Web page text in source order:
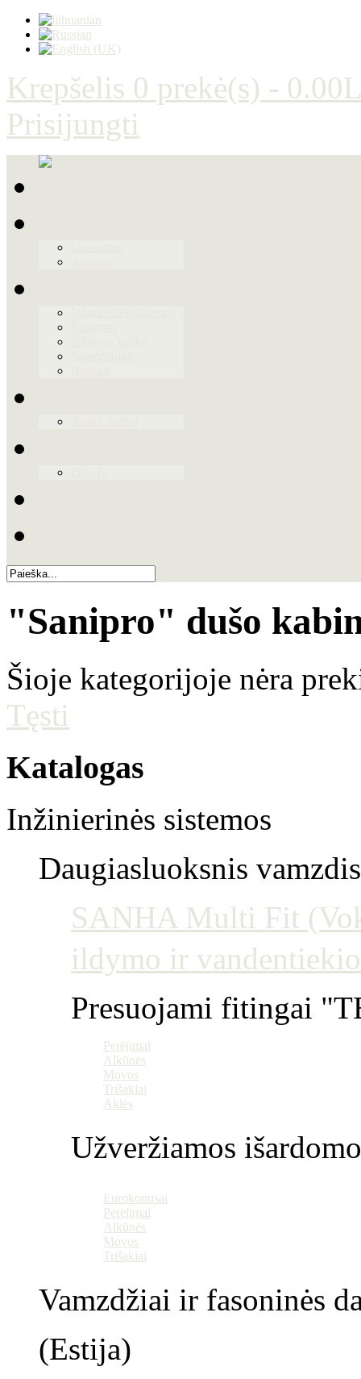
Krepšelis 0 prekė(s) -
Prisijungti
"Sanipro" dušo
Šioje kategorijoje nėra
Tęsti
Katalogas
Inžinierinės sistemos
Daugiasluoksnis
SANHA Multi Fit
ildymo ir
Presuojami fitingai
Perėjimai
Alkūnės
Movos
Trišakiai
Aklės
Užveržiamos
Eurokonusai
Perėjimai
Alkūnės
Movos
Trišakiai
Vamzdžiai ir fasoninės
(Estija)